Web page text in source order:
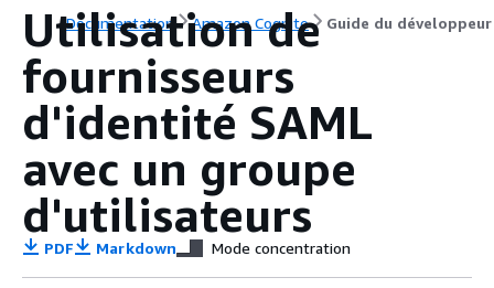
Documentation Amazon Cognito Guide du développeur
Utilisation de
fournisseurs
d'identité SAML
avec un groupe
d'utilisateurs
PDF Markdown Mode concentration